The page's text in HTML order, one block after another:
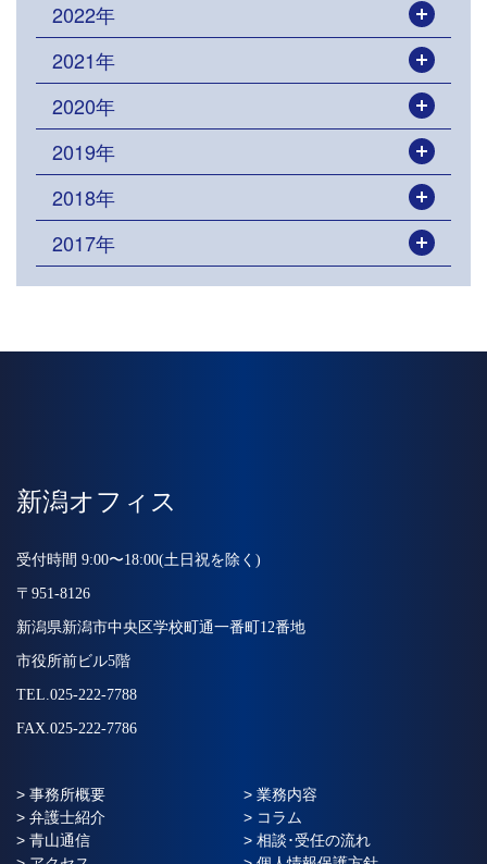
2022年
2021年
2020年
2019年
2018年
2017年
新潟オフィス
受付時間 9:00〜18:00(土日祝を除く)
〒951-8126
新潟県新潟市中央区学校町通一番町12番地
市役所前ビル5階
TEL.025-222-7788
FAX.025-222-7786
> 事務所概要
> 業務内容
> 弁護士紹介
> コラム
> 青山通信
> 相談･受任の流れ